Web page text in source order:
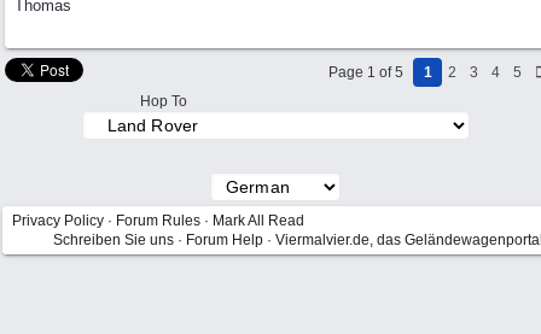
Thomas
Page 1 of 5 1 2 3 4
5
Hop To
Privacy Policy · Forum Rules · Mark All Read
Schreiben Sie uns · Forum Help · Viermalvier.de, das